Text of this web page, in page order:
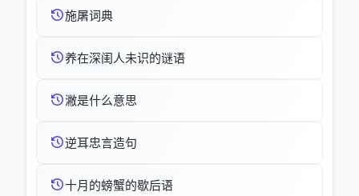
施屠词典
养在深闺人未识的谜语
潎是什么意思
逆耳忠言造句
十月的螃蟹的歇后语